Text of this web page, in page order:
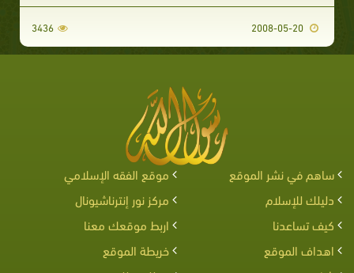
3436
ساهم في نشر الموقع
موقع الفقه الإسلامي
دليلك للإسلام
مركز نور إنترناشيونال
كيف تساعدنا
اربط موقعك معنا
اهداف الموقع
خريطة الموقع